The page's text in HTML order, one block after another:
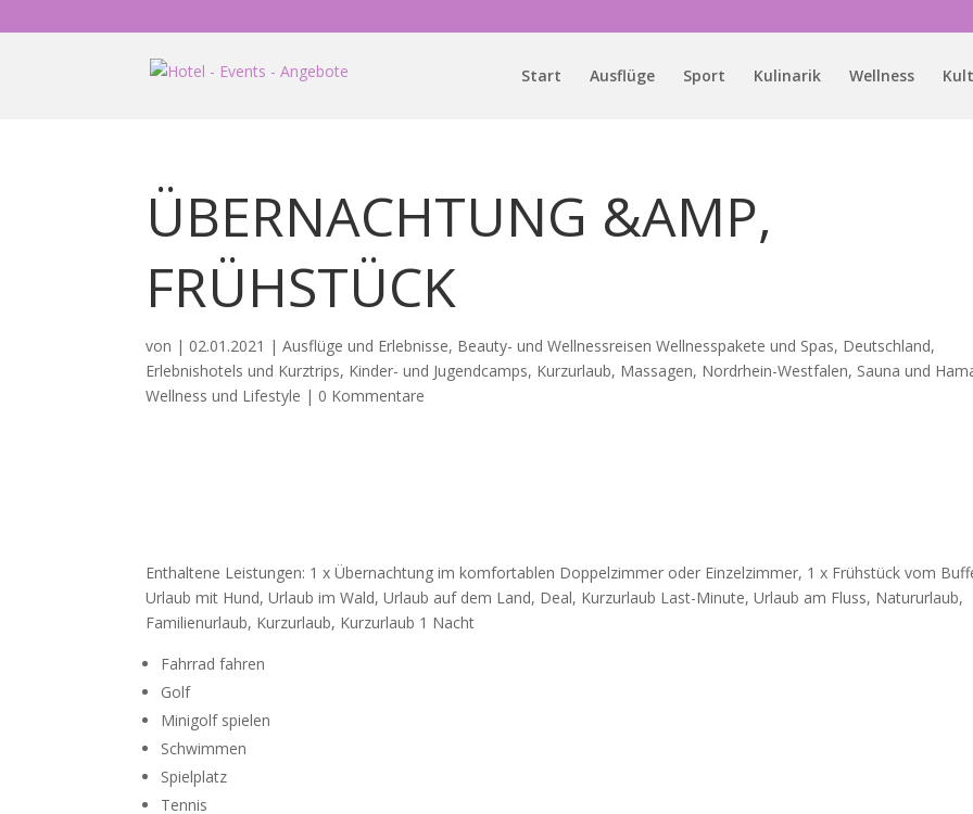
Start Ausflüge Sport Kulinarik Wellness
ÜBERNACHTUNG &AMP,
FRÜHSTÜCK
von | 02.01.2021 |Ausflüge und Erlebnisse, Beauty- und Wellnessreisen Wellnesspakete und Spas, Deutschland,
Erlebnishotels und Kurztrips, Kinder- und Jugendcamps, Kurzurlaub, Massagen, Nordrhein-Westfalen, Sauna und
Wellness und Lifestyle | 0 Kommentare
Enthaltene Leistungen: 1 x Übernachtung im komfortablen Doppelzimmer oder Einzelzimmer, 1 x Frühstück vom
Urlaub mit Hund, Urlaub im Wald, Urlaub auf dem Land, Deal, Kurzurlaub Last-Minute, Urlaub am Fluss, Natururlaub,
Familienurlaub, Kurzurlaub, Kurzurlaub 1 Nacht
Fahrrad fahren
Golf
Minigolf spielen
Schwimmen
Spielplatz
Tennis